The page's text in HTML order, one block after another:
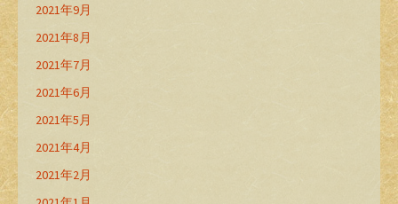
2021年9月
2021年8月
2021年7月
2021年6月
2021年5月
2021年4月
2021年2月